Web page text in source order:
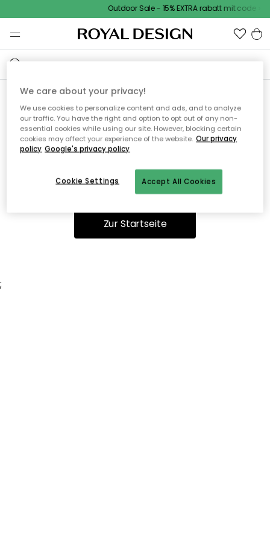
Outdoor Sale - 15% EXTRA rabatt mit code
Ooops, die Seite wurde nicht
gefunden.
Du kannst auf unserer Startseiteweiter navigieren.
Zur Startseite
;
We care about your privacy!
We use cookies to personalize content and ads, and to analyze
our traffic. You have the right and option to opt out of any non-
essential cookies while using our site. However, blocking certain
cookies may affect your experience of the website. Our privacy
policy Google's privacy policy
Accept All Cookies
Cookie Settings